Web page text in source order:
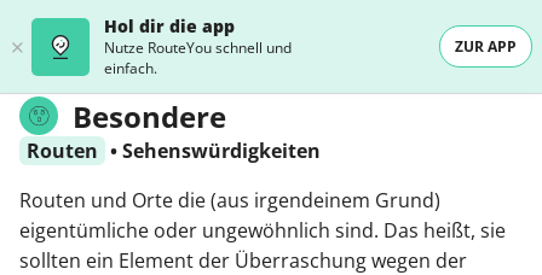
Hol dir die app
Nutze RouteYou schnell und
einfach.
ZUR APP
Besondere
Routen •Sehenswürdigkeiten
Routen und Orte die (aus irgendeinem Grund)
eigentümliche oder ungewöhnlich sind. Das heißt, sie
sollten ein Element der Überraschung wegen der